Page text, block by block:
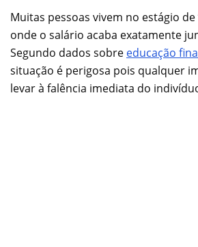
Muitas pessoas vivem no estágio de
onde o salário acaba exatamente
Segundo dados sobre educação
situação é perigosa pois qualquer
levar à falência imediata do